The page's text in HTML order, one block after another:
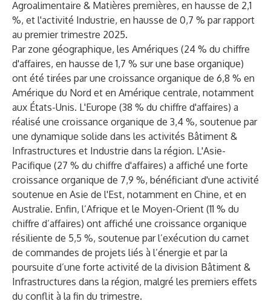
Agroalimentaire & Matières premières, en hausse de 2,1
%, et l'activité Industrie, en hausse de 0,7 % par rapport
au premier trimestre 2025.
Par zone géographique, les Amériques (24 % du chiffre
d'affaires, en hausse de 1,7 % sur une base organique)
ont été tirées par une croissance organique de 6,8 % en
Amérique du Nord et en Amérique centrale, notamment
aux États-Unis. L'Europe (38 % du chiffre d'affaires) a
réalisé une croissance organique de 3,4 %, soutenue par
une dynamique solide dans les activités Bâtiment &
Infrastructures et Industrie dans la région. L'Asie-
Pacifique (27 % du chiffre d'affaires) a affiché une forte
croissance organique de 7,9 %, bénéficiant d'une activité
soutenue en Asie de l'Est, notamment en Chine, et en
Australie. Enfin, l’Afrique et le Moyen-Orient (11 % du
chiffre d’affaires) ont affiché une croissance organique
résiliente de 5,5 %, soutenue par l’exécution du carnet
de commandes de projets liés à l’énergie et par la
poursuite d’une forte activité de la division Bâtiment &
Infrastructures dans la région, malgré les premiers effets
du conflit à la fin du trimestre.